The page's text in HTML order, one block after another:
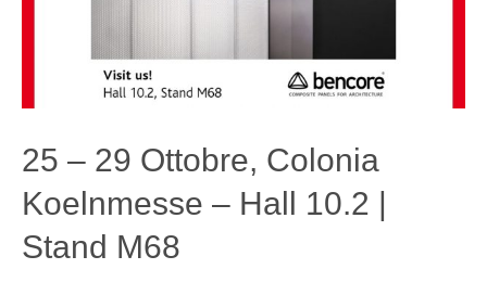
25 – 29 Ottobre, Colonia
Koelnmesse – Hall 10.2 |
Stand M68